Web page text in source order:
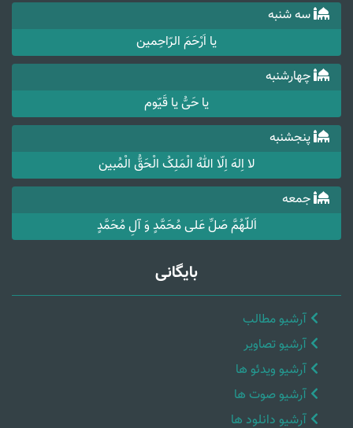
سه شنبه
یا اَرْحَمَ الرّاحِمین
چهارشنبه
یا حَیُّ یا قَیّوم
پنجشنبه
لا اِلهَ اِلّا اللهُ الْمَلِکُ الْحَقُّ الْمُبین
جمعه
اَللّهُمَّ صَلِّ عَلی مُحَمَّدٍ وَ آلِ مُحَمَّدٍ
بایگانی
آرشیو مطالب
آرشیو تصاویر
آرشیو ویدئو ها
آرشیو صوت ها
آرشیو دانلود ها